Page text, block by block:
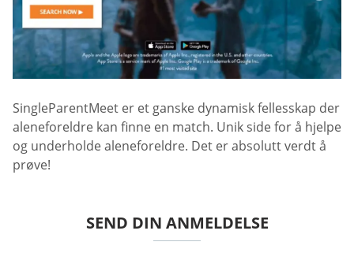
SingleParentMeet er et ganske dynamisk fellesskap der
aleneforeldre kan finne en match. Unik side for å hjelpe
og underholde aleneforeldre. Det er absolutt verdt å
prøve!
SEND DIN ANMELDELSE